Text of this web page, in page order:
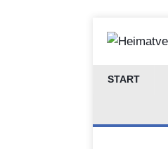
START